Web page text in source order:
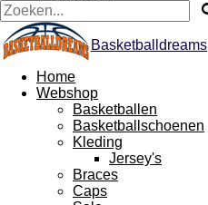
Basketballdreams
Home
Webshop
Basketballen
Basketballschoenen
Kleding
Jersey's
Braces
Caps